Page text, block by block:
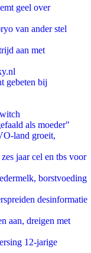
geel over
van ander stel
aan met
gebeten bij
als moeder"
land groeit,
jaar cel en tbs voor
borstvoeding
desinformatie
aan, dreigen met
12-jarige